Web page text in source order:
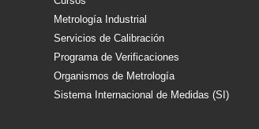
Metrología Industrial
Servicios de Calibración
Programa de Verificaciones
Organismos de Metrología
Sistema Internacional de Medidas (SI)